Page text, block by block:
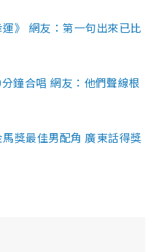
》 網友：第一句出來已比
鐘合唱 網友：他們聲線根
獎最佳男配角 廣東話得獎